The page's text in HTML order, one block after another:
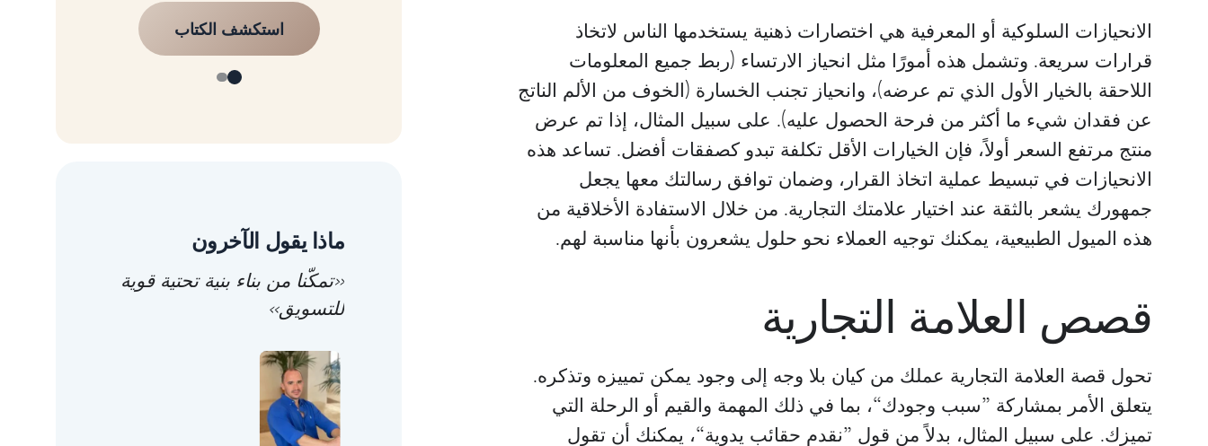
الانحيازات السلوكية أو المعرفية هي اختصارات ذهنية يستخدمها الناس لاتخاذ
قرارات سريعة. وتشمل هذه أمورًا مثل انحياز الارتساء (ربط جميع المعلومات
اللاحقة بالخيار الأول الذي تم عرضه)، وانحياز تجنب الخسارة (الخوف من الألم الناتج
عن فقدان شيء ما أكثر من فرحة الحصول عليه). على سبيل المثال، إذا تم عرض
منتج مرتفع السعر أولاً، فإن الخيارات الأقل تكلفة تبدو كصفقات أفضل. تساعد هذه
الانحيازات في تبسيط عملية اتخاذ القرار، وضمان توافق رسالتك معها يجعل
جمهورك يشعر بالثقة عند اختيار علامتك التجارية. من خلال الاستفادة الأخلاقية من
هذه الميول الطبيعية، يمكنك توجيه العملاء نحو حلول يشعرون بأنها مناسبة لهم.
قصص العلامة التجارية
تحول قصة العلامة التجارية عملك من كيان بلا وجه إلى وجود يمكن تمييزه وتذكره.
يتعلق الأمر بمشاركة ”سبب وجودك“، بما في ذلك المهمة والقيم أو الرحلة التي
تميزك. على سبيل المثال، بدلاً من قول ”نقدم حقائب يدوية“، يمكنك أن تقول
استكشف الكتاب
ماذا يقول الآخرون
«تمكّنا من بناء بنية تحتية قوية
للتسويق»